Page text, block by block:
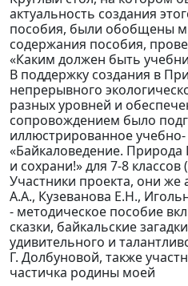
актуальность создания
пособия, были обобщены
содержания пособия,
«Каким должен быть
В поддержку создания в
непрерывного
разных уровней и
сопровождением было
иллюстрированное
«Байкаловедение.
и сохрани!» для 7-8 классов
Участники проекта, они же
А.А., Кузеванова Е.Н.,
- методическое пособие
сказки, байкальские
удивительного и
Г. Долбуновой, также
частичка родины моей